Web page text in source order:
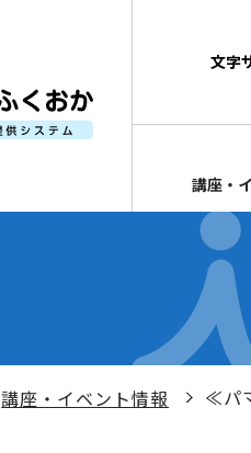
文字
講座・
講座・イベント情報 ≪パ